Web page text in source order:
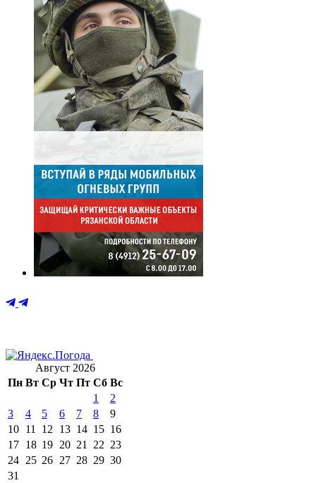
Август 2026
Пн Вт Ср Чт Пт Сб Вс
1
2
3
4 5 6 7 8
9
10 11 12 13 14 15 16
17 18 19 20 21 22 23
24 25 26 27 28 29 30
31